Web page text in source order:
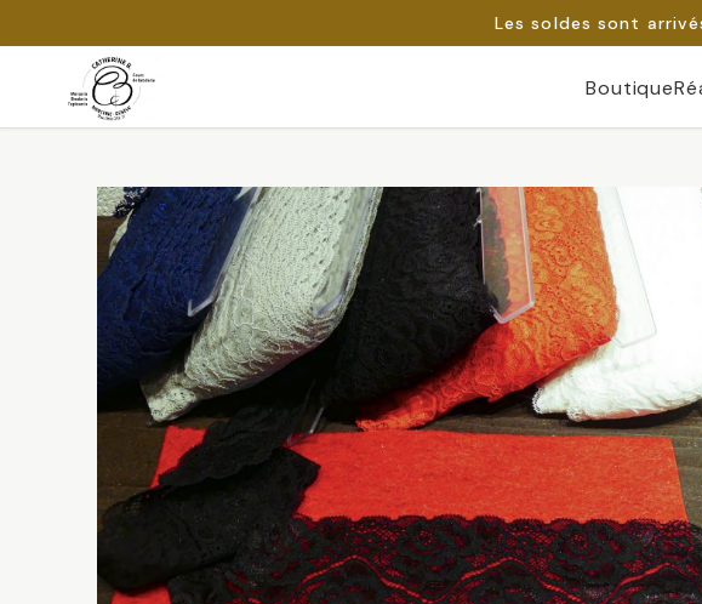
Les soldes sont
Passer
Boutique